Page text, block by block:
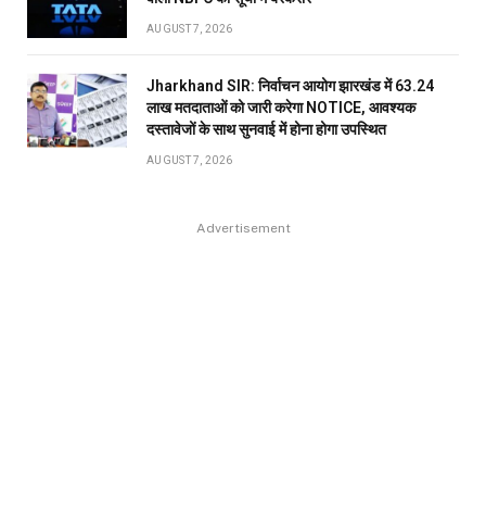
AUGUST 7, 2026
Jharkhand SIR: निर्वाचन आयोग झारखंड में 63.24
लाख मतदाताओं को जारी करेगा NOTICE, आवश्यक
दस्तावेजों के साथ सुनवाई में होना होगा उपस्थित
AUGUST 7, 2026
Advertisement